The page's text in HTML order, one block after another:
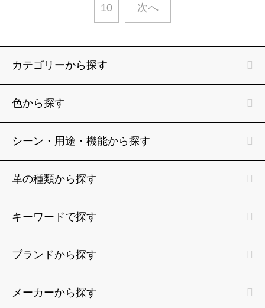
10 次へ
カテゴリーから探す
色から探す
シーン・用途・機能から探す
革の種類から探す
キーワードで探す
ブランドから探す
メーカーから探す